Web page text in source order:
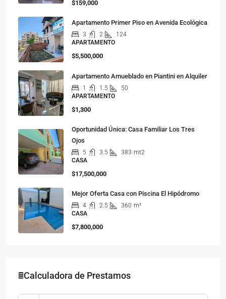
$159,000
Apartamento Primer Piso en Avenida Ecológica
3 2
124
APARTAMENTO
$5,500,000
Apartamento Amueblado en Piantini en Alquiler
1 1.5
50
APARTAMENTO
$1,300
Oportunidad Única: Casa Familiar Los Tres
Ojos
5 3.5 383 mt2
CASA
$17,500,000
Mejor Oferta Casa con Piscina El Hipódromo
4 2.5 360 m²
CASA
$7,800,000
🖩Calculadora de Prestamos